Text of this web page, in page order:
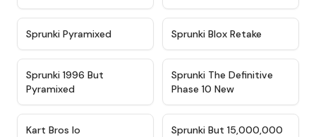
Sprunki Pyramixed ★
Sprunki Blox Retake
Sprunki 1996 But
Pyramixed
★ 4.6
Sprunki The Definitive
Phase 10 New
Kart Bros Io ★ 4.9
Sprunki But 15,000,000